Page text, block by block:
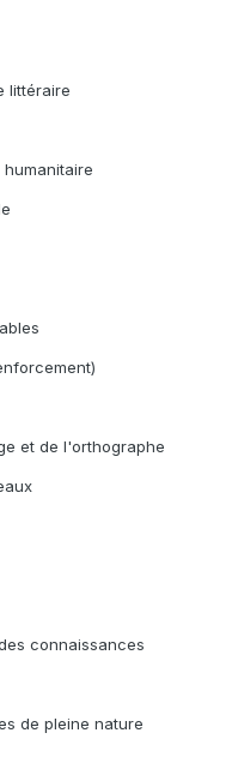
littéraire
et de l'orthographe
connaissances
de pleine nature